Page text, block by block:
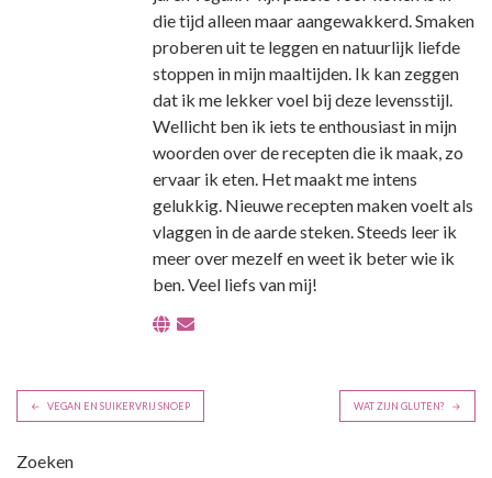
die tijd alleen maar aangewakkerd. Smaken
proberen uit te leggen en natuurlijk liefde
stoppen in mijn maaltijden. Ik kan zeggen
dat ik me lekker voel bij deze levensstijl.
Wellicht ben ik iets te enthousiast in mijn
woorden over de recepten die ik maak, zo
ervaar ik eten. Het maakt me intens
gelukkig. Nieuwe recepten maken voelt als
vlaggen in de aarde steken. Steeds leer ik
meer over mezelf en weet ik beter wie ik
ben. Veel liefs van mij!
B
r
VEGAN EN SUIKERVRIJ SNOEP WAT ZIJN GLUTEN?
Zoeken